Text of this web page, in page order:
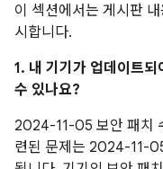
이 섹션에서는 게시판
시합니다.
1. 내 기기가 업데이트
수 있나요?
2024-11-05 보안 패치
련된 문제는 2024-11-